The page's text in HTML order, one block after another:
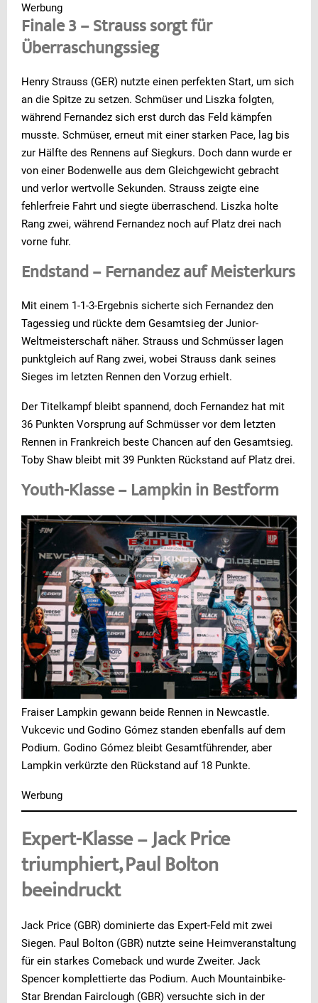
Werbung
Finale 3 – Strauss sorgt für
Überraschungssieg
Henry Strauss (GER) nutzte einen perfekten Start, um sich
an die Spitze zu setzen. Schmüser und Liszka folgten,
während Fernandez sich erst durch das Feld kämpfen
musste. Schmüser, erneut mit einer starken Pace, lag bis
zur Hälfte des Rennens auf Siegkurs. Doch dann wurde er
von einer Bodenwelle aus dem Gleichgewicht gebracht
und verlor wertvolle Sekunden. Strauss zeigte eine
fehlerfreie Fahrt und siegte überraschend. Liszka holte
Rang zwei, während Fernandez noch auf Platz drei nach
vorne fuhr.
Endstand – Fernandez auf Meisterkurs
Mit einem 1-1-3-Ergebnis sicherte sich Fernandez den
Tagessieg und rückte dem Gesamtsieg der Junior-
Weltmeisterschaft näher. Strauss und Schmüsser lagen
punktgleich auf Rang zwei, wobei Strauss dank seines
Sieges im letzten Rennen den Vorzug erhielt.
Der Titelkampf bleibt spannend, doch Fernandez hat mit
36 Punkten Vorsprung auf Schmüsser vor dem letzten
Rennen in Frankreich beste Chancen auf den Gesamtsieg.
Toby Shaw bleibt mit 39 Punkten Rückstand auf Platz drei.
Youth-Klasse – Lampkin in Bestform
Fraiser Lampkin gewann beide Rennen in Newcastle.
Vukcevic und Godino Gómez standen ebenfalls auf dem
Podium. Godino Gómez bleibt Gesamtführender, aber
Lampkin verkürzte den Rückstand auf 18 Punkte.
Werbung
Expert-Klasse – Jack Price
triumphiert, Paul Bolton
beeindruckt
Jack Price (GBR) dominierte das Expert-Feld mit zwei
Siegen. Paul Bolton (GBR) nutzte seine Heimveranstaltung
für ein starkes Comeback und wurde Zweiter. Jack
Spencer komplettierte das Podium. Auch Mountainbike-
Star Brendan Fairclough (GBR) versuchte sich in der